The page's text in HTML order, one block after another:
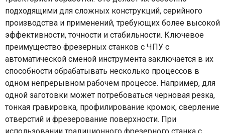
подходящими для сложных конструкций, серийного
производства и применений, требующих более высокой
эффективности, точности и стабильности. Ключевое
преимущество фрезерных станков с ЧПУ с
автоматической сменой инструмента заключается в их
способности обрабатывать несколько процессов в
одном непрерывном рабочем процессе. Например, для
одной заготовки может потребоваться черновая резка,
тонкая гравировка, профилирование кромок, сверление
отверстий и фрезерование поверхности. При
использовании традиционного фрезерного станка с